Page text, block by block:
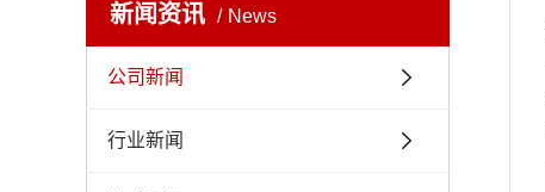
新闻资讯 News
公司新闻
行业新闻